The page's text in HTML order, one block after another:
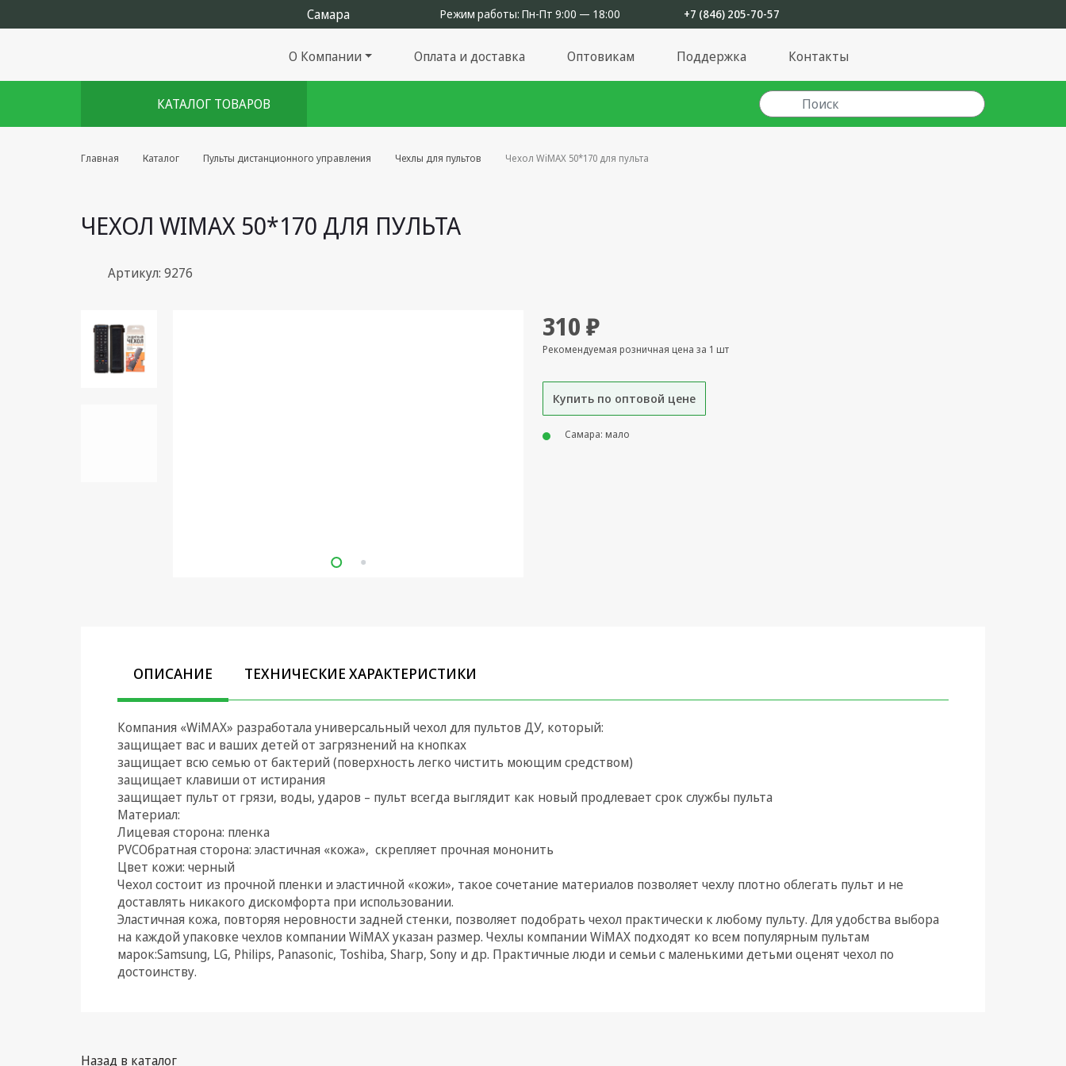
Режим работы: Пн-Пт 9:00 — 18:00 +7 (846) 205-70-57
О Компании Оплата и доставка Оптовикам Поддержка Контакты
КАТАЛОГ ТОВАРОВ
Комплекты августа
Android TV приставки
Спутниковое оборудование
Кронштейны под ТВ, ЖК, СВЧ
Коммутационное
Климатическая техника
Электрика
Светотехника
Товары для дома и Бытовая
техника
Компьютерные
комплектующие
Системы безопасности
Главная Каталог Пульты дистанционного управления Чехлы для пультов Чехол WiMAX 50*170 для пульта
ЧЕХОЛ WIMAX 50*170 ДЛЯ ПУЛЬТА
Артикул: 9276
310 ₽
Рекомендуемая розничная цена за 1 шт
Купить по оптовой цене
Самара: мало
ОПИСАНИЕ ТЕХНИЧЕСКИЕ ХАРАКТЕРИСТИКИ
Компания «WiMAX» разработала универсальный чехол для пультов ДУ, который:
защищает вас и ваших детей от загрязнений на кнопках
защищает всю семью от бактерий (поверхность легко чистить моющим средством)
защищает клавиши от истирания
защищает пульт от грязи, воды, ударов – пульт всегда выглядит как новый продлевает срок службы пульта
Материал:
Лицевая сторона: пленка
PVCОбратная сторона: эластичная «кожа», скрепляет прочная мононить
Цвет кожи: черный
Чехол состоит из прочной пленки и эластичной «кожи», такое сочетание материалов позволяет чехлу плотно облегать пульт и не
доставлять никакого дискомфорта при использовании.
Эластичная кожа, повторяя неровности задней стенки, позволяет подобрать чехол практически к любому пульту. Для удобства выбора
на каждой упаковке чехлов компании WiMAX указан размер. Чехлы компании WiMAX подходят ко всем популярным пультам
марок:Samsung, LG, Philips, Panasonic, Toshiba, Sharp, Sony и др. Практичные люди и семьи с маленькими детьми оценят чехол по
достоинству.
Назад в каталог